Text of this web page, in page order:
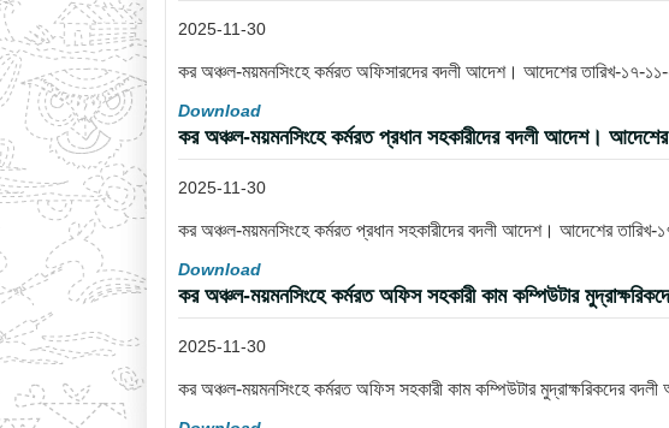
2025-11-30
কর অঞ্চল-ময়মনসিংহে কর্মরত অফিসারদের বদলী আদেশ। আদেশের তারিখ-১৭-
Download
কর অঞ্চল-ময়মনসিংহে কর্মরত প্রধান সহকারীদের বদলী আদেশ।
2025-11-30
কর অঞ্চল-ময়মনসিংহে কর্মরত প্রধান সহকারীদের বদলী আদেশ। আদেশের
Download
কর অঞ্চল-ময়মনসিংহে কর্মরত অফিস সহকারী কাম কম্পিউটার
2025-11-30
কর অঞ্চল-ময়মনসিংহে কর্মরত অফিস সহকারী কাম কম্পিউটার মুদ্রাক্ষরিকদের